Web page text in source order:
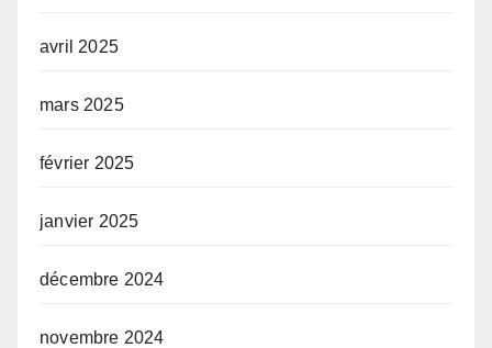
avril 2025
mars 2025
février 2025
janvier 2025
décembre 2024
novembre 2024